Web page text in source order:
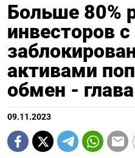
Больше 80%
инвесторов с
активами
обмен -
09.11.2023